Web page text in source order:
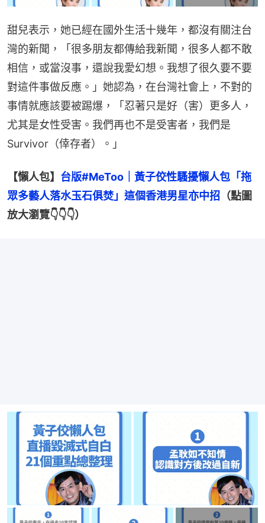
甜兒表示，她已經在國外生活十幾年，都沒有關注台
灣的新聞，「很多朋友都傳給我新聞，很多人都不敢
相信，或當沒事，還說我愛幻想。我想了很久要不要
對這件事做反應。」她認為，在台灣社會上，不對的
事情就應該要被踢爆，「忍著只是好（害）更多人，
尤其是女性受害。我們再也不是受害者，我們是
Survivor（倖存者）。」
【懶人包】 台版#MeToo｜黃子佼性騷擾懶人包「拖
眾多藝人落水玉石俱焚」這個香港男星亦中招 （點圖
放大瀏覽👇👇👇）